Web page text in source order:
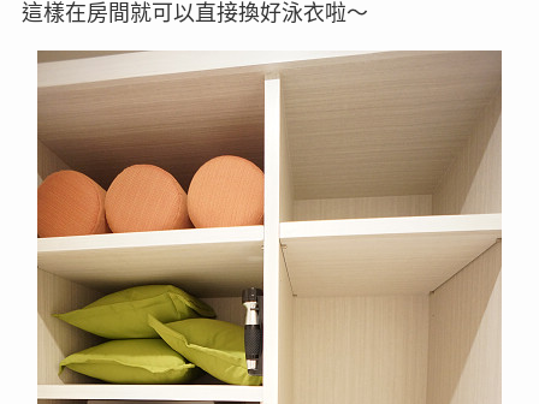
這樣在房間就可以直接換好泳衣啦～